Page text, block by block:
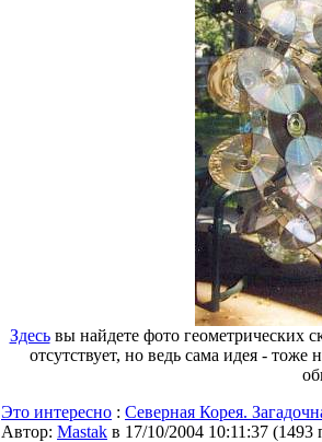
Здесьвы найдете фото геометрических
отсутствует, но ведь сама идея -
Это интересно : Северная Корея.
Автор: Мastak в 17/10/2004 10:11:37 (1493